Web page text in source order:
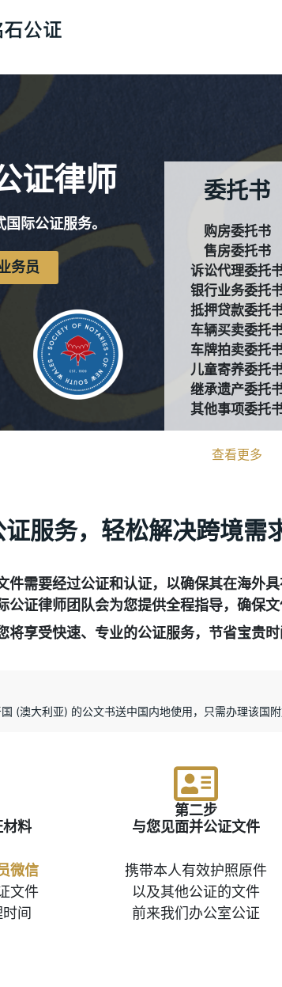
证律师
际公证服务。
务员
委托书
购房委托书
售房委托书
诉讼代理委托
银行业务委托
抵押贷款委托
车辆买卖委托
车牌拍卖委托
儿童寄养委托
继承遗产委托
其他事项委托
查看更多
服务，轻松解决跨境需
件需要经过公证和认证，以确保其在海外
公证律师团队会为您提供全程指导，确保
将享受快速、专业的公证服务，节省宝贵
(澳大利亚) 的公文书送中国内地使用，只需办理该国
材料
微信
文件
间
第二步
与您见面并公证文件
携带本人有效护照原件
以及其他公证的文件
前来我们办公室公证